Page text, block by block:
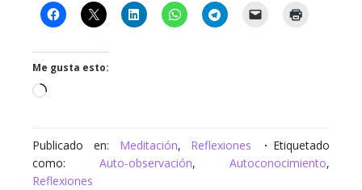
Me gusta esto:
Cargando...
Publicado en: Meditación, Reflexiones
Etiquetado
como: Auto-observación, Autoconocimiento,
Reflexiones